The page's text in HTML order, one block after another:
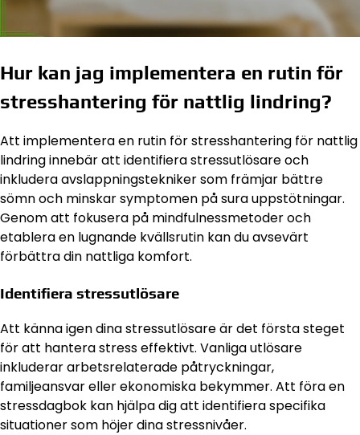
Hur kan jag implementera en rutin för
stresshantering för nattlig lindring?
Att implementera en rutin för stresshantering för nattlig
lindring innebär att identifiera stressutlösare och
inkludera avslappningstekniker som främjar bättre
sömn och minskar symptomen på sura uppstötningar.
Genom att fokusera på mindfulnessmetoder och
etablera en lugnande kvällsrutin kan du avsevärt
förbättra din nattliga komfort.
Identifiera stressutlösare
Att känna igen dina stressutlösare är det första steget
för att hantera stress effektivt. Vanliga utlösare
inkluderar arbetsrelaterade påtryckningar,
familjeansvar eller ekonomiska bekymmer. Att föra en
stressdagbok kan hjälpa dig att identifiera specifika
situationer som höjer dina stressnivåer.